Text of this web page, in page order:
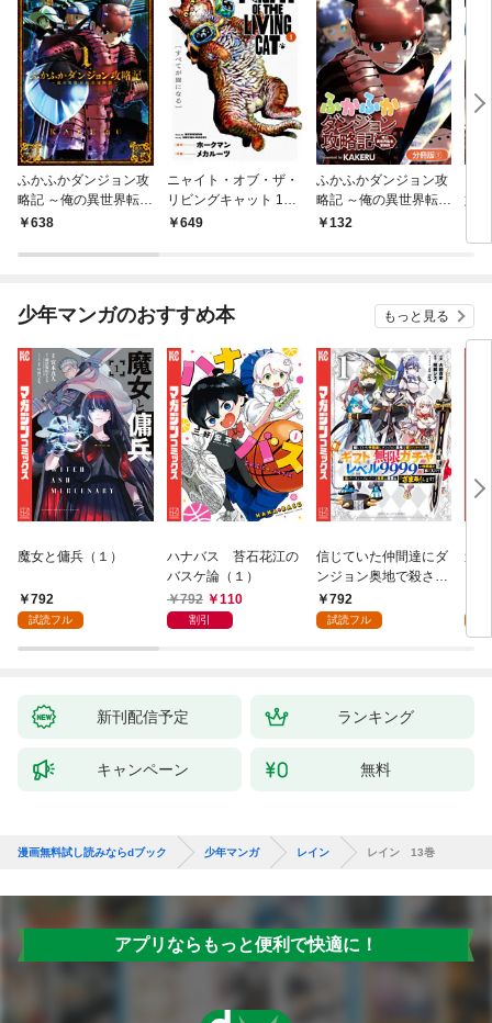
ふかふかダンジョン攻
略記 ～俺の異世界転生
冒険譚～ 1巻
638
ニャイト・オブ・ザ・
リビングキャット 1巻
すべてが猫になる
649
ふかふかダンジョン攻
略記 ～俺の異世界転生
冒険譚～【分冊版】 1
132
嬢
隊
少年マンガのおすすめ本 もっと見る
魔女と傭兵（１）
792
試読フル
ハナバス 苔石花江の
バスケ論（１）
792
110
割引
信じていた仲間達にダ
ンジョン奥地で殺され
かけたがギフト『無限
ガチャ』でレベル９９
（１）
792
試読フル
追
強
～
新刊配信予定 ランキング
キャンペーン 無料
漫画無料試し読みならdブック 少年マンガ レイン レイン 13巻
アプリならもっと便利で快適に！